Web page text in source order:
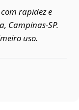
rapidez e
Campinas‑SP.
uso.